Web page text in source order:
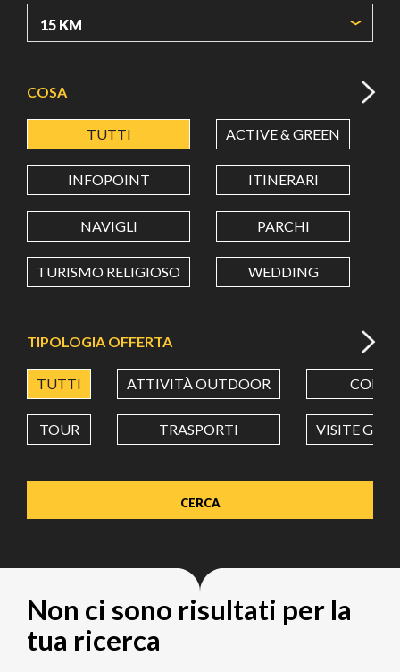
LATITUDINE
LONGITUDINE
Value in decimal degrees. Use dot (.) as decimal separator.
COSA
TUTTI ACTIVE & GREEN
INFOPOINT ITINERARI
NAVIGLI PARCHI
TURISMO RELIGIOSO WEDDING
TIPOLOGIA OFFERTA
TUTTI ATTIVITÀ OUTDOOR CORSI
TOUR TRASPORTI VISITE
Non ci sono risultati per la
tua ricerca